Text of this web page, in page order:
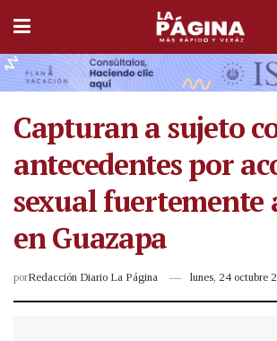
Capturan a sujeto
antecedentes por
sexual fuertemente
en Guazapa
porRedacción Diario La Página lunes, 24 octubre